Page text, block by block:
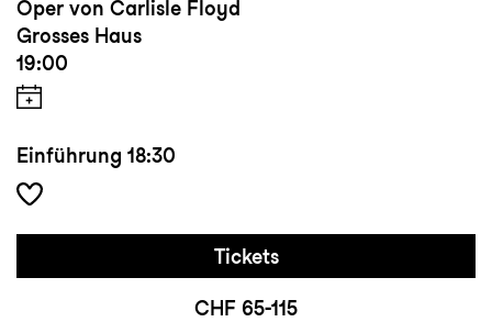
Oper von Carlisle Floyd
Grosses Haus
19:00
Einführung 18:30
Tickets
CHF 65-115